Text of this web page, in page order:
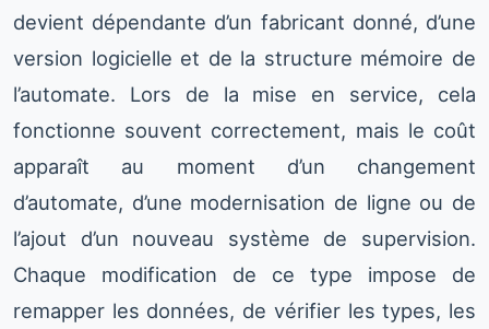
devient dépendante d’un fabricant donné, d’une
version logicielle et de la structure mémoire de
l’automate. Lors de la mise en service, cela
fonctionne souvent correctement, mais le coût
apparaît au moment d’un changement
d’automate, d’une modernisation de ligne ou de
l’ajout d’un nouveau système de supervision.
Chaque modification de ce type impose de
remapper les données, de vérifier les types, les